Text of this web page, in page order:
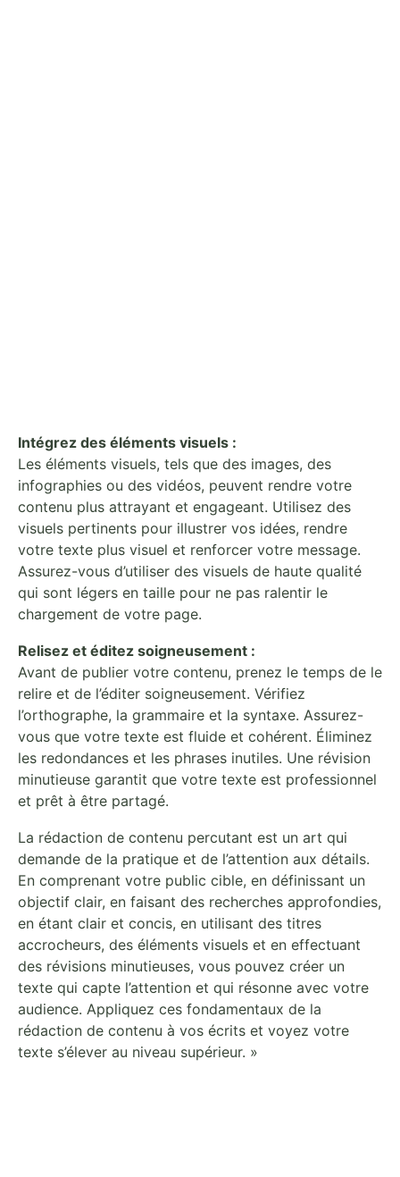
Intégrez des éléments visuels :
Les éléments visuels, tels que des images, des
infographies ou des vidéos, peuvent rendre votre
contenu plus attrayant et engageant. Utilisez des
visuels pertinents pour illustrer vos idées, rendre
votre texte plus visuel et renforcer votre message.
Assurez-vous d’utiliser des visuels de haute qualité
qui sont légers en taille pour ne pas ralentir le
chargement de votre page.
Relisez et éditez soigneusement :
Avant de publier votre contenu, prenez le temps de le
relire et de l’éditer soigneusement. Vérifiez
l’orthographe, la grammaire et la syntaxe. Assurez-
vous que votre texte est fluide et cohérent. Éliminez
les redondances et les phrases inutiles. Une révision
minutieuse garantit que votre texte est professionnel
et prêt à être partagé.
La rédaction de contenu percutant est un art qui
demande de la pratique et de l’attention aux détails.
En comprenant votre public cible, en définissant un
objectif clair, en faisant des recherches approfondies,
en étant clair et concis, en utilisant des titres
accrocheurs, des éléments visuels et en effectuant
des révisions minutieuses, vous pouvez créer un
texte qui capte l’attention et qui résonne avec votre
audience. Appliquez ces fondamentaux de la
rédaction de contenu à vos écrits et voyez votre
texte s’élever au niveau supérieur. »